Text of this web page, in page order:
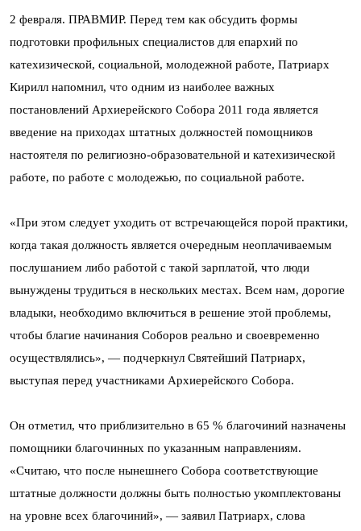
2 февраля. ПРАВМИР. Перед тем как обсудить формы
подготовки профильных специалистов для епархий по
катехизической, социальной, молодежной работе, Патриарх
Кирилл напомнил, что одним из наиболее важных
постановлений Архиерейского Собора 2011 года является
введение на приходах штатных должностей помощников
настоятеля по религиозно-образовательной и катехизической
работе, по работе с молодежью, по социальной работе.
«При этом следует уходить от встречающейся порой практики,
когда такая должность является очередным неоплачиваемым
послушанием либо работой с такой зарплатой, что люди
вынуждены трудиться в нескольких местах. Всем нам, дорогие
владыки, необходимо включиться в решение этой проблемы,
чтобы благие начинания Соборов реально и своевременно
осуществлялись», — подчеркнул Святейший Патриарх,
выступая перед участниками Архиерейского Собора.
Он отметил, что приблизительно в 65 % благочиний назначены
помощники благочинных по указанным направлениям.
«Считаю, что после нынешнего Собора соответствующие
штатные должности должны быть полностью укомплектованы
на уровне всех благочиний», — заявил Патриарх, слова